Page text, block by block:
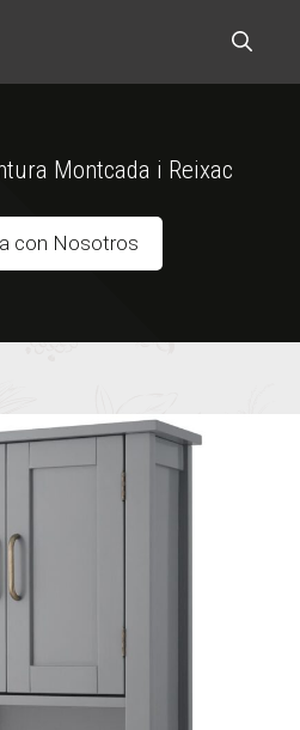
Montcada i Reixac
con Nosotros